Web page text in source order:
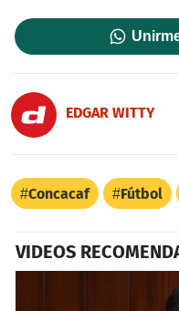
EDGAR WITTY
Concacaf Fútbol
VIDEOS